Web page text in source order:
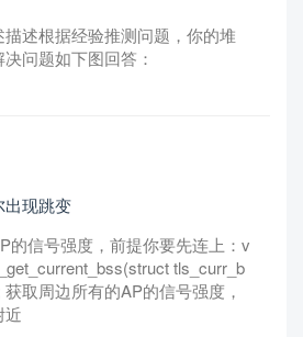
描述根据经验推测问题，你的堆
问题如下图回答：
出现跳变
的信号强度，前提你要先连上：v
tls_curr_b
取周边所有的AP的信号强度，
近